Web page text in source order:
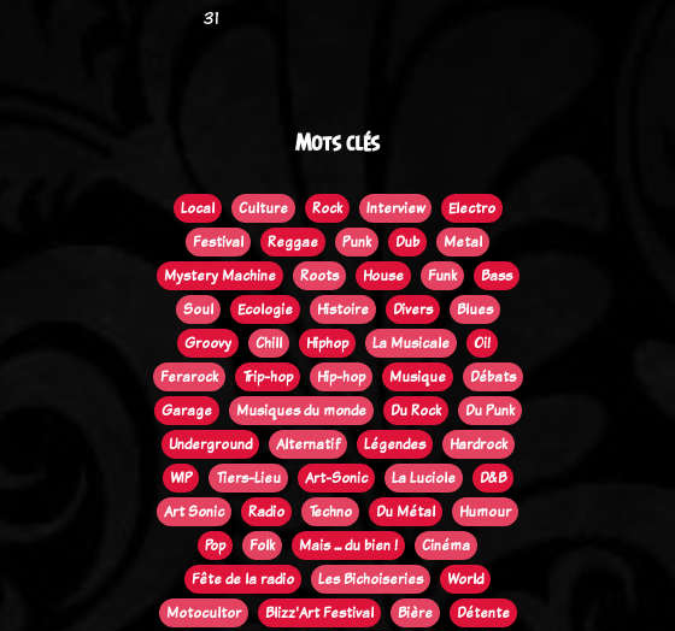
31
Mots clés
Local Culture Rock Interview
Electro
Festival
Reggae Punk Dub
Metal
Mystery Machine
Roots House Funk
Bass
Soul
Ecologie Histoire Divers
Blues
Groovy
Chill Hiphop La Musicale
Oi!
Ferarock
Trip-hop Hip-hop Musique
Débats
Garage
Musiques du monde Du Rock
Du Punk
Underground
Alternatif Légendes
Hardrock
WIP
Tiers-Lieu Art-Sonic La Luciole
D&B
Art Sonic
Radio Techno Du Métal
Humour
Pop
Folk Mais ... du bien !
Cinéma
Fête de la radio
Les Bichoiseries
World
Motocultor
Blizz'Art Festival Bière
Détente